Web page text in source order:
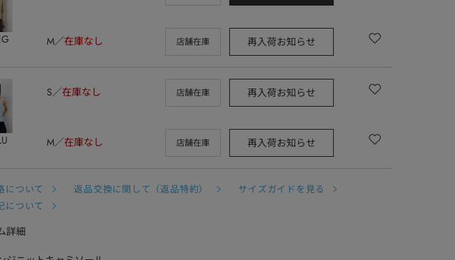
M 在庫なし 店舗在庫 再入荷お知らせ
S 在庫なし 店舗在庫 再入荷お知らせ
M 在庫なし 店舗在庫 再入荷お知らせ
について 返品交換に関して（返品特約）
サイズガイドを見る
について
詳細